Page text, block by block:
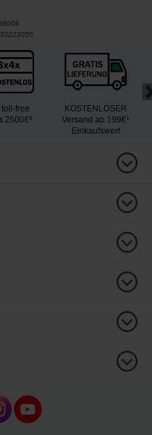
free
2500€²
KOSTENLOSER
Versand ab 199€¹
Einkaufswert